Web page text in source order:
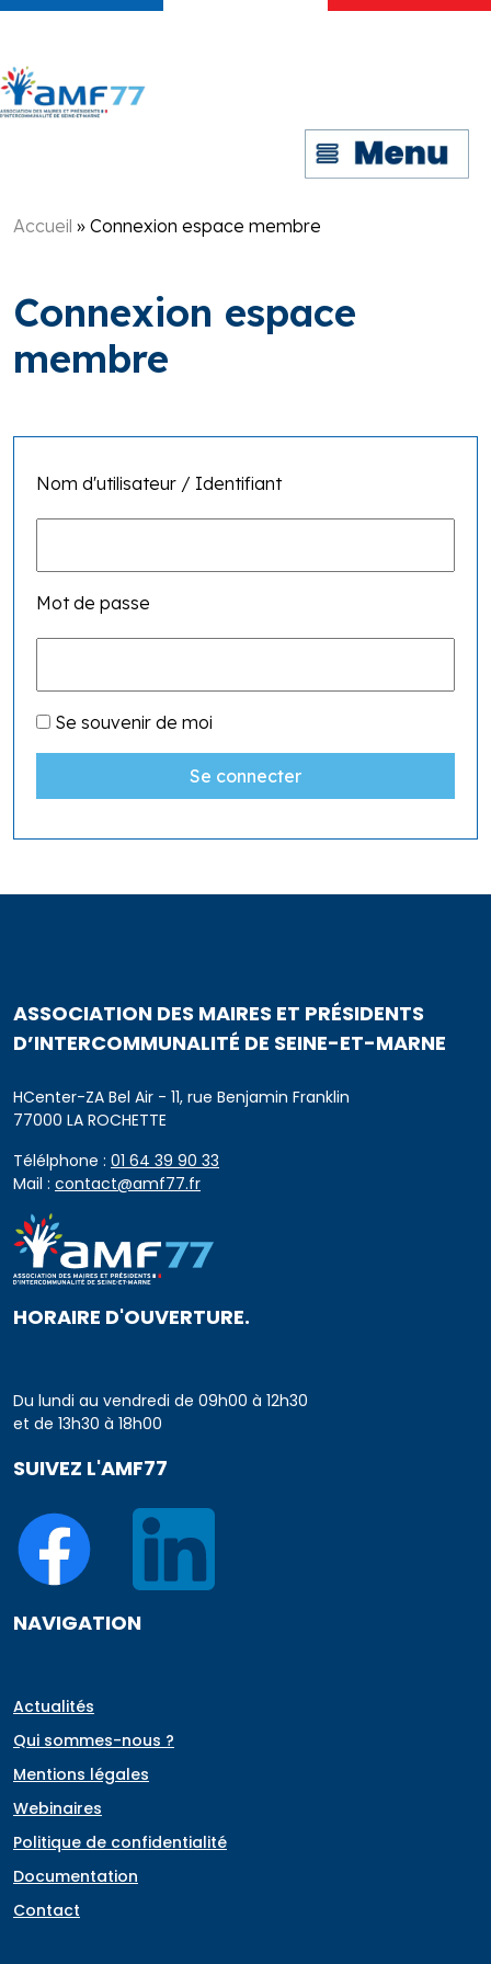
Accueil » Connexion espace membre
Connexion espace
membre
Nom d'utilisateur / Identifiant
Mot de passe
Se souvenir de moi
ASSOCIATION DES MAIRES ET PRÉSIDENTS
D’INTERCOMMUNALITÉ DE SEINE-ET-MARNE
HCenter-ZA Bel Air - 11, rue Benjamin Franklin
77000 LA ROCHETTE
Télélphone : 01 64 39 90 33
Mail : contact@amf77.fr
HORAIRE D'OUVERTURE.
Du lundi au vendredi de 09h00 à 12h30
et de 13h30 à 18h00
SUIVEZ L'AMF77
NAVIGATION
Actualités
Qui sommes-nous ?
Mentions légales
Webinaires
Politique de confidentialité
Documentation
Contact